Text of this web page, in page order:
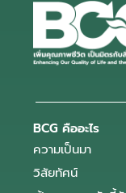
BCG คืออะไร
ความเป็นมา
วิสัยทัศน์